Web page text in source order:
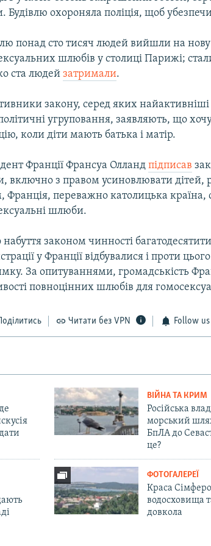
Будівлю охороняла поліція, щоб
понад сто тисяч людей вийшли на
шлюбів у столиці Парижі;
ста людейзатримали.
закону, серед яких найактивніші
угруповання, заявляють, що
коли діти мають батька і матір.
Франції Франсуа Олландпідписав
включно з правом усиновлювати дітей,
Франція, переважно католицька країна,
шлюби.
законом чинності
у Франції відбувалися і проти
За опитуваннями, громадськість
повноцінних шлюбів для
Читати без VPN Follow us
ВІЙНА ТА КРИМ
Російська
морський
БпЛА до
це?
ФОТОГАЛЕРЕЇ
Краса
водосховища
довкола